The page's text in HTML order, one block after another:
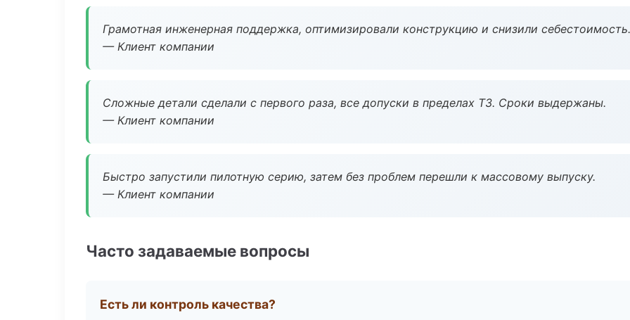
Грамотная инженерная поддержка, оптимизировали конструкцию и снизили себестоимость.
— Клиент компании
Сложные детали сделали с первого раза, все допуски в пределах ТЗ. Сроки выдержаны.
— Клиент компании
Быстро запустили пилотную серию, затем без проблем перешли к массовому выпуску.
— Клиент компании
Часто задаваемые вопросы
Есть ли контроль качества?